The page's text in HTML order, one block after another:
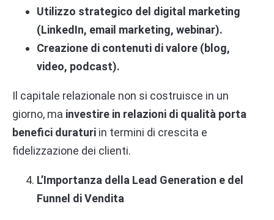
Utilizzo strategico del digital marketing
(LinkedIn, email marketing, webinar).
Creazione di contenuti di valore (blog,
video, podcast).
Il capitale relazionale non si costruisce in un
giorno, ma investire in relazioni di qualità porta
benefici duraturi in termini di crescita e
fidelizzazione dei clienti.
L’Importanza della Lead Generation e del
Funnel di Vendita